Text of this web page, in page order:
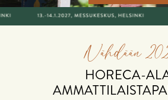
Nähdään
HORECA-